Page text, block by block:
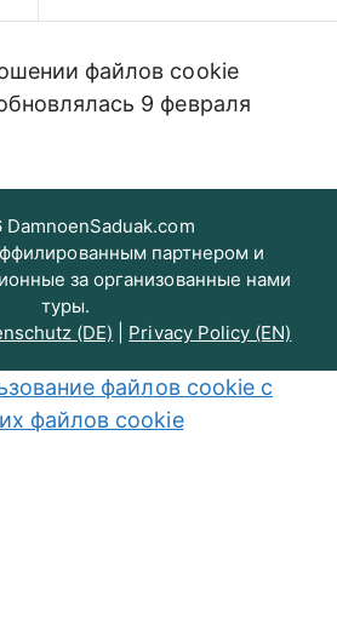
файлов cookie
9 февраля
партнером и
за организованные нами
туры.
(DE) Privacy Policy (EN)
файлов cookie с
файлов cookie